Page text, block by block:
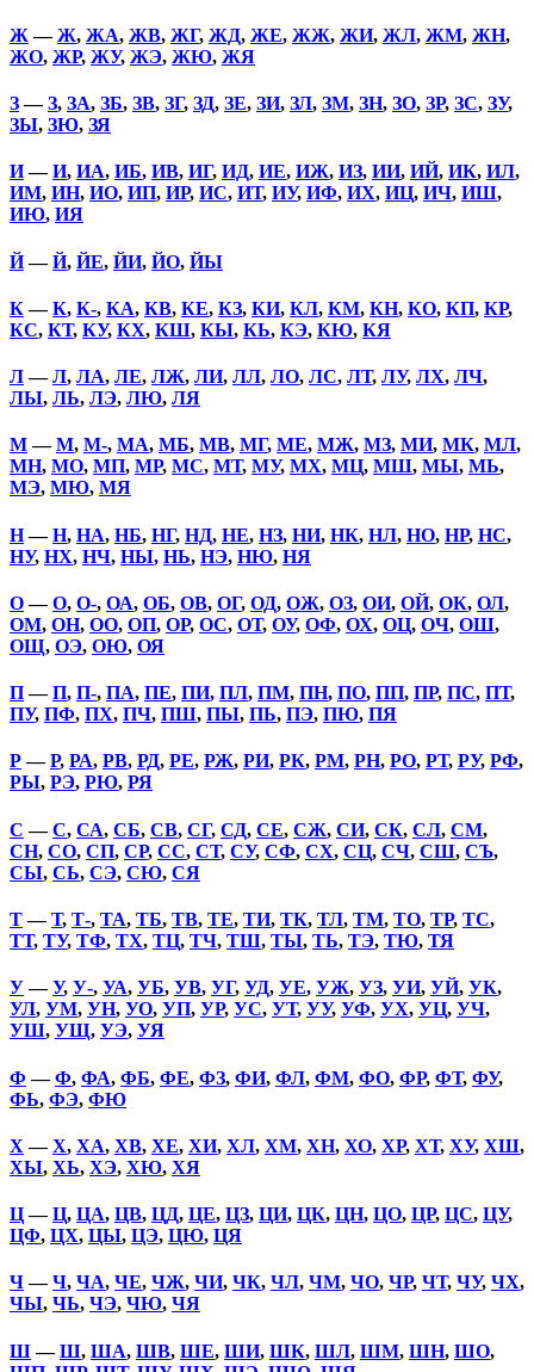
Ж —Ж, ЖА, ЖВ, ЖГ, ЖД, ЖЕ, ЖЖ, ЖИ, ЖЛ, ЖМ, ЖН,
ЖО, ЖР, ЖУ, ЖЭ, ЖЮ, ЖЯ
З—З, ЗА, ЗБ, ЗВ, ЗГ, ЗД, ЗЕ, ЗИ, ЗЛ, ЗМ, ЗН, ЗО, ЗР, ЗС, ЗУ,
ЗЫ, ЗЮ, ЗЯ
И—И, ИА, ИБ, ИВ, ИГ, ИД, ИЕ, ИЖ, ИЗ, ИИ, ИЙ, ИК, ИЛ,
ИМ, ИН, ИО, ИП, ИР, ИС, ИТ, ИУ, ИФ, ИХ, ИЦ, ИЧ, ИШ,
ИЮ, ИЯ
Й—Й, ЙЕ, ЙИ, ЙО, ЙЫ
К—К, К-, КА, КВ, КЕ, КЗ, КИ, КЛ, КМ, КН, КО, КП, КР,
КС, КТ, КУ, КХ, КШ, КЫ, КЬ, КЭ, КЮ, КЯ
Л—Л, ЛА, ЛЕ, ЛЖ, ЛИ, ЛЛ, ЛО, ЛС, ЛТ, ЛУ, ЛХ, ЛЧ,
ЛЫ, ЛЬ, ЛЭ, ЛЮ, ЛЯ
М—М, М-, МА, МБ, МВ, МГ, МЕ, МЖ, МЗ, МИ, МК, МЛ,
МН, МО, МП, МР, МС, МТ, МУ, МХ, МЦ, МШ, МЫ, МЬ,
МЭ, МЮ, МЯ
Н—Н, НА, НБ, НГ, НД, НЕ, НЗ, НИ, НК, НЛ, НО, НР, НС,
НУ, НХ, НЧ, НЫ, НЬ, НЭ, НЮ, НЯ
О—О, О-, ОА, ОБ, ОВ, ОГ, ОД, ОЖ, ОЗ, ОИ, ОЙ, ОК, ОЛ,
ОМ, ОН, ОО, ОП, ОР, ОС, ОТ, ОУ, ОФ, ОХ, ОЦ, ОЧ, ОШ,
ОЩ, ОЭ, ОЮ, ОЯ
П—П, П-, ПА, ПЕ, ПИ, ПЛ, ПМ, ПН, ПО, ПП, ПР, ПС, ПТ,
ПУ, ПФ, ПХ, ПЧ, ПШ, ПЫ, ПЬ, ПЭ, ПЮ, ПЯ
Р—Р, РА, РВ, РД, РЕ, РЖ, РИ, РК, РМ, РН, РО, РТ, РУ, РФ,
РЫ, РЭ, РЮ, РЯ
С —С, СА, СБ, СВ, СГ, СД, СЕ, СЖ, СИ, СК, СЛ, СМ,
СН, СО, СП, СР, СС, СТ, СУ, СФ, СХ, СЦ, СЧ, СШ, СЪ,
СЫ, СЬ, СЭ, СЮ, СЯ
Т—Т, Т-, ТА, ТБ, ТВ, ТЕ, ТИ, ТК, ТЛ, ТМ, ТО, ТР, ТС,
ТТ, ТУ, ТФ, ТХ, ТЦ, ТЧ, ТШ, ТЫ, ТЬ, ТЭ, ТЮ, ТЯ
У—У, У-, УА, УБ, УВ, УГ, УД, УЕ, УЖ, УЗ, УИ, УЙ, УК,
УЛ, УМ, УН, УО, УП, УР, УС, УТ, УУ, УФ, УХ, УЦ, УЧ,
УШ, УЩ, УЭ, УЯ
Ф —Ф, ФА, ФБ, ФЕ, ФЗ, ФИ, ФЛ, ФМ, ФО, ФР, ФТ, ФУ,
ФЬ, ФЭ, ФЮ
Х —Х, ХА, ХВ, ХЕ, ХИ, ХЛ, ХМ, ХН, ХО, ХР, ХТ, ХУ, ХШ,
ХЫ, ХЬ, ХЭ, ХЮ, ХЯ
Ц—Ц, ЦА, ЦВ, ЦД, ЦЕ, ЦЗ, ЦИ, ЦК, ЦН, ЦО, ЦР, ЦС, ЦУ,
ЦФ, ЦХ, ЦЫ, ЦЭ, ЦЮ, ЦЯ
Ч—Ч, ЧА, ЧЕ, ЧЖ, ЧИ, ЧК, ЧЛ, ЧМ, ЧО, ЧР, ЧТ, ЧУ, ЧХ,
ЧЫ, ЧЬ, ЧЭ, ЧЮ, ЧЯ
Ш—Ш, ША, ШВ, ШЕ, ШИ, ШК, ШЛ, ШМ, ШН, ШО,